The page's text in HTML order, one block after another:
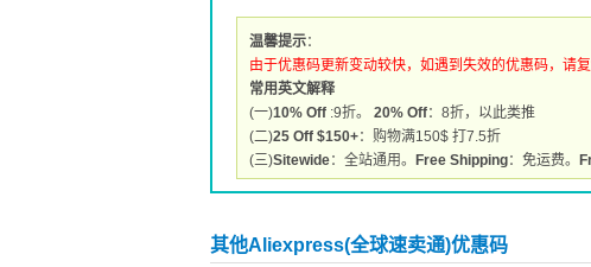
温馨提示：
由于优惠码更新变动较快，如遇到失效的优惠码，请
常用英文解释
(一)10% Off :9折。 20% Off：8折，以此类推
(二)25 Off $150+：购物满150$ 打7.5折
(三)Sitewide：全站通用。 Free Shipping：免运费。
其他Aliexpress(全球速卖通)优惠码